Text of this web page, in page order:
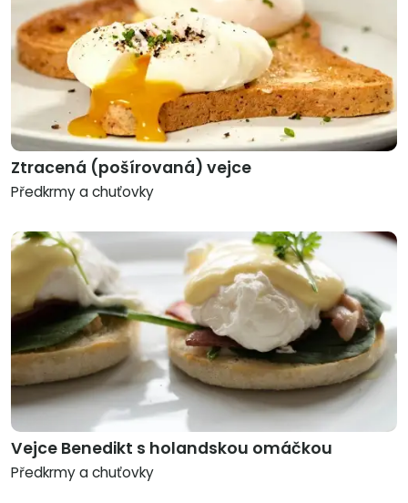
Ztracená (pošírovaná) vejce
Předkrmy a chuťovky
Vejce Benedikt s holandskou omáčkou
Předkrmy a chuťovky